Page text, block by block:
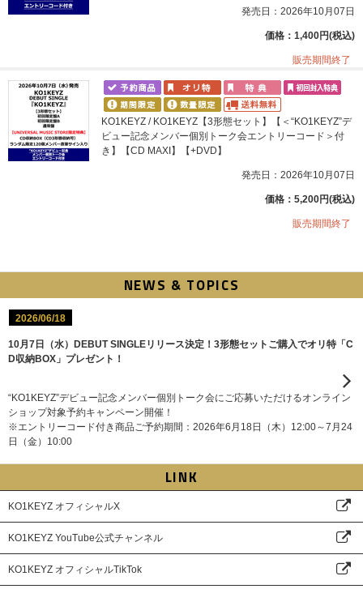
発売日：2026年10月07日
価格：1,400円(税込)
販売期間終了
KO1KEYZ / KO1KEYZ【3形態セット】【＜“KO1KEYZ”デ
ビュー記念メンバー個別トーク会エントリーコード＞付
き】【CD MAXI】【+DVD】
発売日：2026年10月07日
価格：5,200円(税込)
販売期間終了
NEWS & TOPICS
2026/06/18
10月7日（水）DEBUT SINGLEリリース決定！3形態セットご購入でオリ特「C
D収納BOX」プレゼント！
“KO1KEYZ”デビュー記念メンバー個別トーク会にご応募いただけるオンライン
ショップ対象予約キャンペーン開催！
※エントリーコード付き商品ご予約期間：2026年6月18日（木）12:00～7月24
日（金）10:00
LINK
KO1KEYZ オフィシャルX
KO1KEYZ YouTube公式チャンネル
KO1KEYZ オフィシャルTikTok